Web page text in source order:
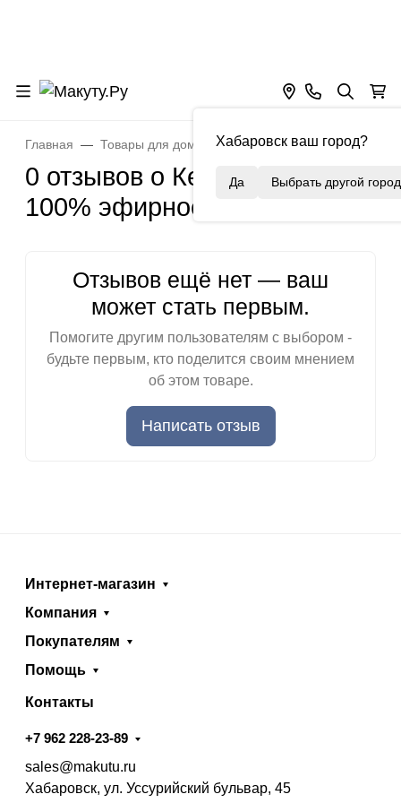
Хабаровск ваш город?
Да Выбрать другой город
Главная Товары для дома Ароматы для дома
0 отзывов о Кедр, 10 мл
100% эфирное масло
Отзывов ещё нет — ваш
может стать первым.
Помогите другим пользователям с выбором -
будьте первым, кто поделится своим мнением
об этом товаре.
Написать отзыв
Интернет-магазин
Компания
Покупателям
Помощь
Контакты
+7 962 228-23-89
sales@makutu.ru
Хабаровск, ул. Уссурийский бульвар, 45